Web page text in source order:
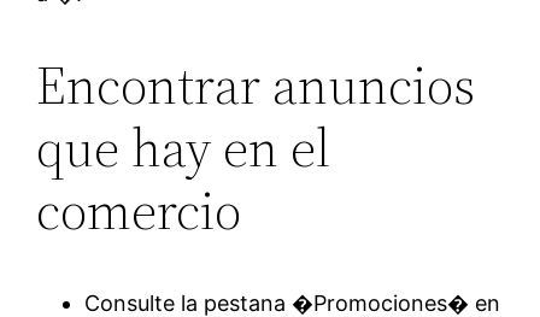
Encontrar anuncios
que hay en el
comercio
Consulte la pestana �Promociones� en